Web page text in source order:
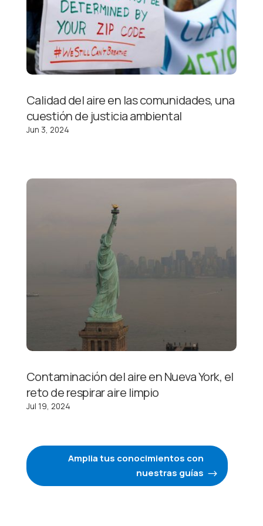
Calidad del aire en las comunidades, una
cuestión de justicia ambiental
Jun 3, 2024
Contaminación del aire en Nueva York, el
reto de respirar aire limpio
Jul 19, 2024
Amplia tus conocimientos con
nuestras guías